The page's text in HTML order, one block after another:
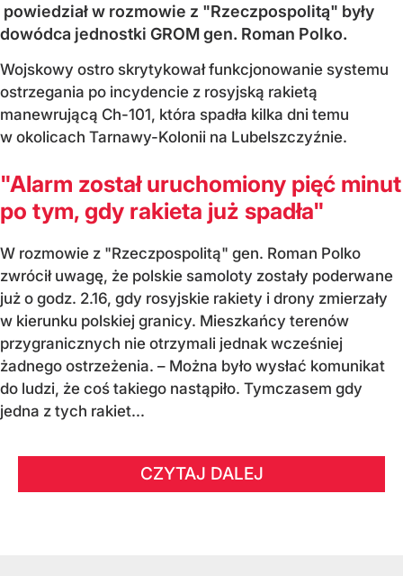
powiedział w rozmowie z "Rzeczpospolitą" były
dowódca jednostki GROM gen. Roman Polko.
Wojskowy ostro skrytykował funkcjonowanie systemu
ostrzegania po incydencie z rosyjską rakietą
manewrującą Ch-101, która spadła kilka dni temu
w okolicach Tarnawy-Kolonii na Lubelszczyźnie.
"Alarm został uruchomiony pięć minut
po tym, gdy rakieta już spadła"
W rozmowie z "Rzeczpospolitą" gen. Roman Polko
zwrócił uwagę, że polskie samoloty zostały poderwane
już o godz. 2.16, gdy rosyjskie rakiety i drony zmierzały
w kierunku polskiej granicy. Mieszkańcy terenów
przygranicznych nie otrzymali jednak wcześniej
żadnego ostrzeżenia. – Można było wysłać komunikat
do ludzi, że coś takiego nastąpiło. Tymczasem gdy
jedna z tych rakiet...
CZYTAJ DALEJ